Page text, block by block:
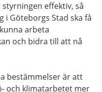
effektiv, så
i Göteborgs Stad ska få
arbeta
och bidra till att nå
bestämmelser är att
och klimatarbetet mer